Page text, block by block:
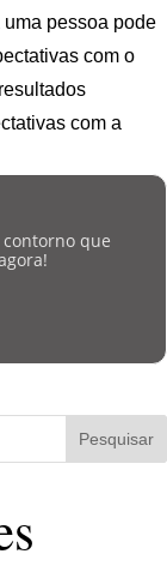
pessoa pode
com o
com a
que
Pesquisar